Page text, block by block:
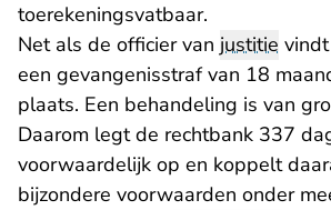
toerekeningsvatbaar.
Net als de officier van justitie
een gevangenisstraf van 18
plaats. Een behandeling is van
Daarom legt de rechtbank 337
voorwaardelijk op en koppelt
bijzondere voorwaarden onder